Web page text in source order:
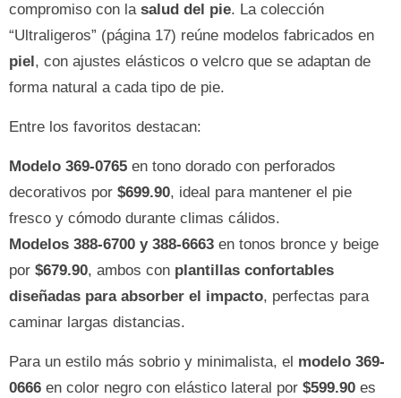
compromiso con la salud del pie. La colección
“Ultraligeros” (página 17) reúne modelos fabricados en
piel, con ajustes elásticos o velcro que se adaptan de
forma natural a cada tipo de pie.
Entre los favoritos destacan:
Modelo 369-0765 en tono dorado con perforados
decorativos por $699.90, ideal para mantener el pie
fresco y cómodo durante climas cálidos.
Modelos 388-6700 y 388-6663 en tonos bronce y beige
por $679.90, ambos con plantillas confortables
diseñadas para absorber el impacto, perfectas para
caminar largas distancias.
Para un estilo más sobrio y minimalista, el modelo 369-
0666 en color negro con elástico lateral por $599.90 es